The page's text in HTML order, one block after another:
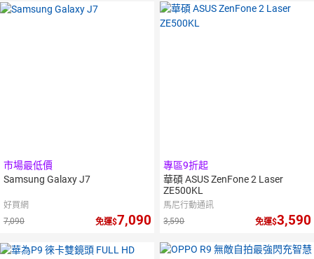
市場最低價
Samsung Galaxy J7
好買網
7,090
免運 7,090
專區9折起
華碩 ASUS ZenFone 2 Laser
ZE500KL
馬尼行動通訊
3,590
免運 3,590